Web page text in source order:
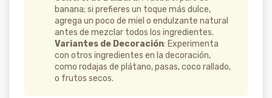
banana; si prefieres un toque más dulce,
agrega un poco de miel o endulzante natural
antes de mezclar todos los ingredientes.
Variantes de Decoración: Experimenta
con otros ingredientes en la decoración,
como rodajas de plátano, pasas, coco rallado,
o frutos secos.